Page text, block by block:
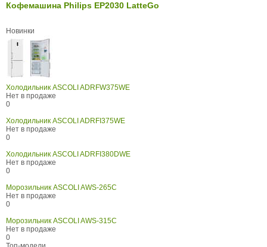
Кофемашина Philips EP2030 LatteGo
Новинки
Холодильник ASCOLI ADRFW375WE
Нет в продаже
0
Холодильник ASCOLI ADRFI375WE
Нет в продаже
0
Холодильник ASCOLI ADRFI380DWE
Нет в продаже
0
Морозильник ASCOLI AWS-265C
Нет в продаже
0
Морозильник ASCOLI AWS-315C
Нет в продаже
0